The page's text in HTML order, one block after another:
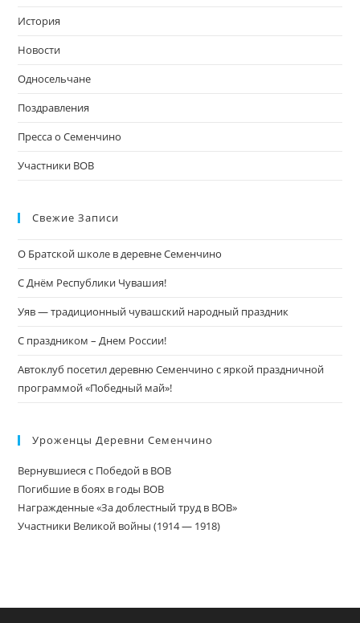
История
Новости
Односельчане
Поздравления
Пресса о Семенчино
Участники ВОВ
Свежие Записи
О Братской школе в деревне Семенчино
С Днём Республики Чувашия!
Уяв — традиционный чувашский народный праздник
С праздником – Днем России!
Автоклуб посетил деревню Семенчино с яркой праздничной
программой «Победный май»!
Уроженцы Деревни Семенчино
Вернувшиеся с Победой в ВОВ
Погибшие в боях в годы ВОВ
Награжденные «За доблестный труд в ВОВ»
Участники Великой войны (1914 — 1918)